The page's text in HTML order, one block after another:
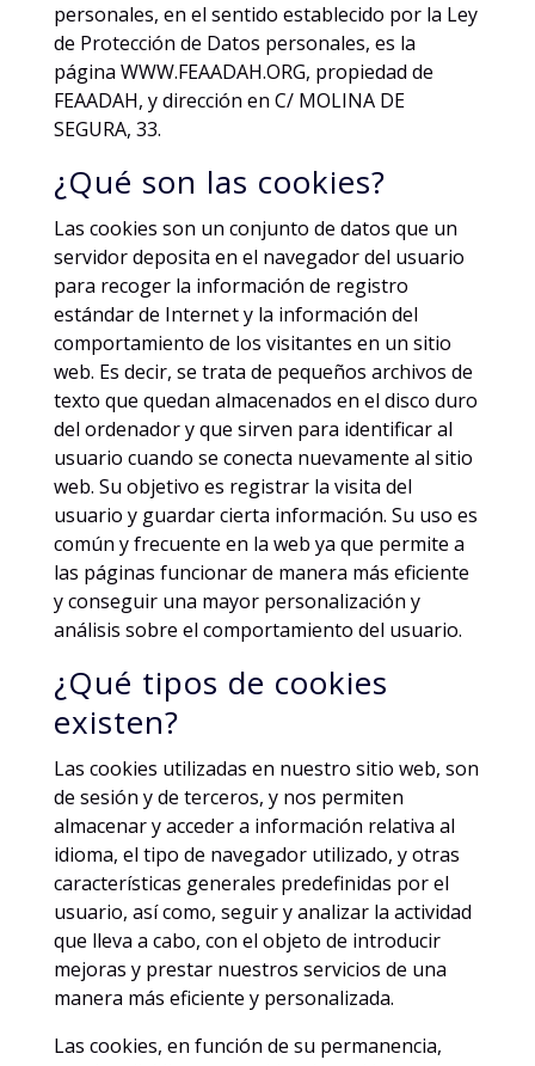
personales, en el sentido establecido por la Ley
de Protección de Datos personales, es la
página WWW.FEAADAH.ORG, propiedad de
FEAADAH, y dirección en C/ MOLINA DE
SEGURA, 33.
¿Qué son las cookies?
Las cookies son un conjunto de datos que un
servidor deposita en el navegador del usuario
para recoger la información de registro
estándar de Internet y la información del
comportamiento de los visitantes en un sitio
web. Es decir, se trata de pequeños archivos de
texto que quedan almacenados en el disco duro
del ordenador y que sirven para identificar al
usuario cuando se conecta nuevamente al sitio
web. Su objetivo es registrar la visita del
usuario y guardar cierta información. Su uso es
común y frecuente en la web ya que permite a
las páginas funcionar de manera más eficiente
y conseguir una mayor personalización y
análisis sobre el comportamiento del usuario.
¿Qué tipos de cookies
existen?
Las cookies utilizadas en nuestro sitio web, son
de sesión y de terceros, y nos permiten
almacenar y acceder a información relativa al
idioma, el tipo de navegador utilizado, y otras
características generales predefinidas por el
usuario, así como, seguir y analizar la actividad
que lleva a cabo, con el objeto de introducir
mejoras y prestar nuestros servicios de una
manera más eficiente y personalizada.
Las cookies, en función de su permanencia,